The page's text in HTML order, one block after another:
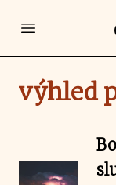
Open main
výhled